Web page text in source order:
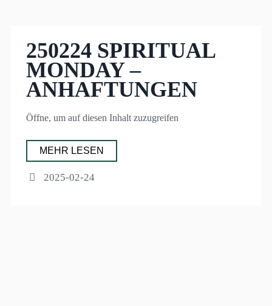
250224 SPIRITUAL
MONDAY –
ANHAFTUNGEN
Öffne, um auf diesen Inhalt zuzugreifen
MEHR LESEN
2025-02-24